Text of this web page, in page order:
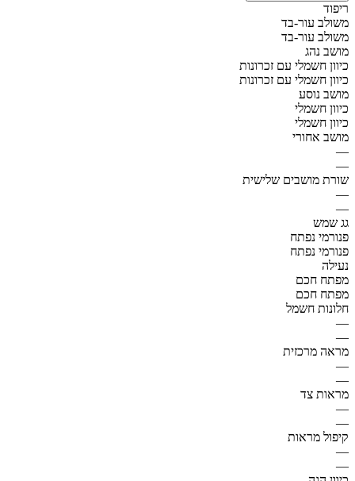
ריפוד
משולב עור-בד
משולב עור-בד
מושב נהג
כיוון חשמלי עם זכרונות
כיוון חשמלי עם זכרונות
מושב נוסע
כיוון חשמלי
כיוון חשמלי
מושב אחורי
—
—
שורת מושבים שלישית
—
—
גג שמש
פנורמי נפתח
פנורמי נפתח
נעילה
מפתח חכם
מפתח חכם
חלונות חשמל
—
—
מראה מרכזית
—
—
מראות צד
—
—
קיפול מראות
—
—